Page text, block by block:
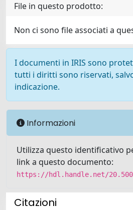
File in questo prodotto:
Non ci sono file associati a
I documenti in IRIS sono
tutti i diritti sono riservati,
indicazione.
Informazioni
Utilizza questo identificativo
link a questo documento:
https://hdl.handle.net/
Citazioni